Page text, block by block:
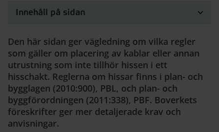
Innehåll på sidan
Den här sidan ger vägledning om vilka regler
som gäller om placering av kablar eller annan
utrustning som inte tillhör hissen i ett
hisschakt. Reglerna om hissar finns i plan- och
bygglagen (2010:900), PBL, och plan- och
byggförordningen (2011:338), PBF. Boverkets
föreskrifter ger mer detaljerade krav och
anvisningar.